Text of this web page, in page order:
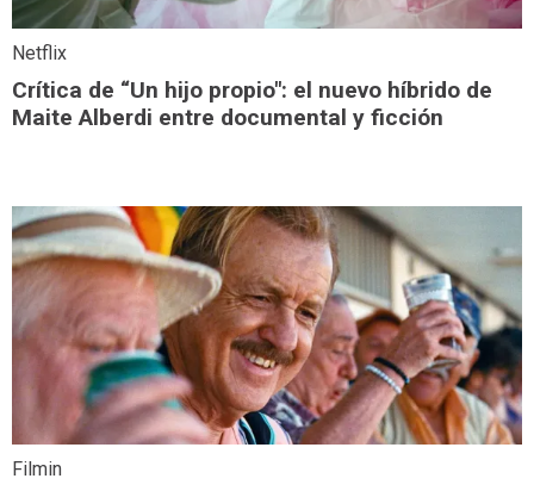
Netflix
Crítica de “Un hijo propio": el nuevo híbrido de
Maite Alberdi entre documental y ficción
Filmin